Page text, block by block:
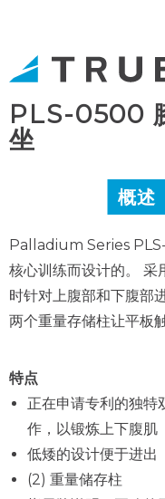
PLS-0500
坐
概述
Palladium Series
核心训练而设计的。 采
时针对上腹部和下腹部
两个重量存储柱让平板
特点
正在申请专利的独特
作，以锻炼上下腹肌
低矮的设计便于进出
(2) 重量储存柱